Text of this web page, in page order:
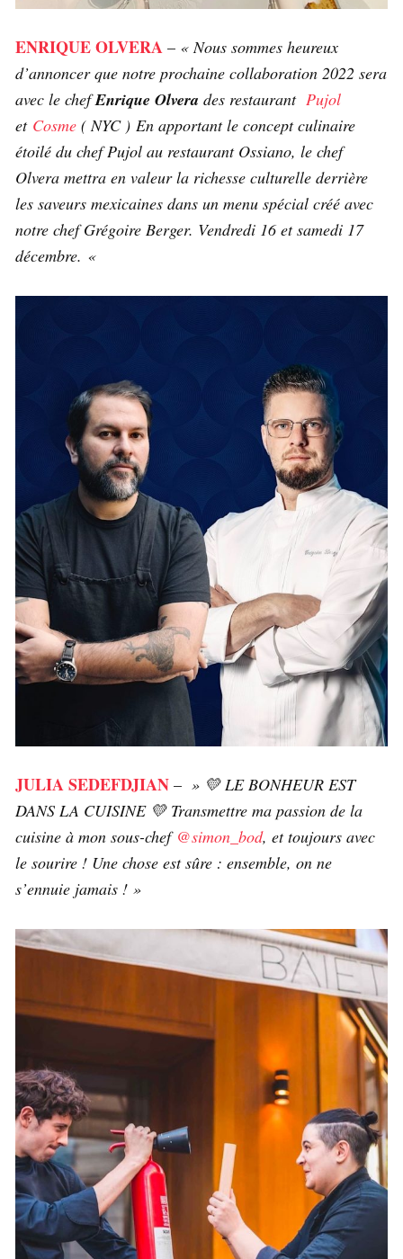
ENRIQUE OLVERA – « Nous sommes heureux
d’annoncer que notre prochaine collaboration 2022 sera
avec le chefEnrique Olvera des restaurant Pujol
et Cosme ( NYC ) En apportant le concept culinaire
étoilé du chef Pujol au restaurant Ossiano, le chef
Olvera mettra en valeur la richesse culturelle derrière
les saveurs mexicaines dans un menu spécial créé avec
notre chef Grégoire Berger. Vendredi 16 et samedi 17
décembre. «
JULIA SEDEFDJIAN – » 💛 LE BONHEUR EST
DANS LA CUISINE 💛 Transmettre ma passion de la
cuisine à mon sous-chef @simon_bod, et toujours avec
le sourire ! Une chose est sûre : ensemble, on ne
s’ennuie jamais ! »